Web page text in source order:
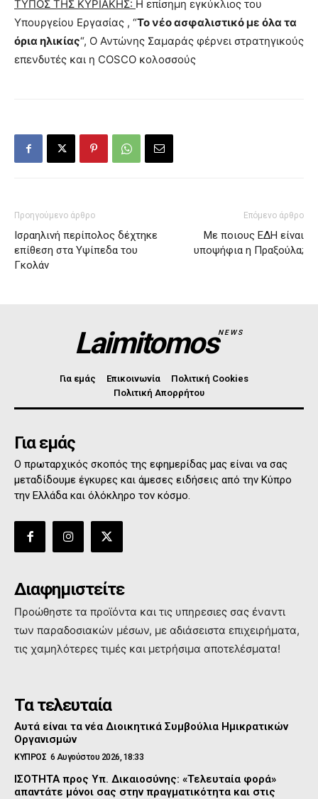
ΤΥΠΟΣ ΤΗΣ ΚΥΡΙΑΚΗΣ: Η επίσημη εγκύκλιος του
Υπουργείου Εργασίας , “Το νέο ασφαλιστικό με όλα τα
όρια ηλικίας“, Ο Αντώνης Σαμαράς φέρνει στρατηγικούς
επενδυτές και η COSCO κολοσσούς
Προηγούμενο άρθρο
Ισραηλινή περίπολος δέχτηκε
επίθεση στα Υψίπεδα του
Γκολάν
Επόμενο άρθρο
Με ποιους ΕΔΗ είναι
υποψήφια η Πραξούλα;
LaimitomosNEWS
Για εμάς Επικοινωνία
Πολιτική Cookies
Πολιτική Απορρήτου
Για εμάς
Ο πρωταρχικός σκοπός της εφημερίδας μας είναι να σας
μεταδίδουμε έγκυρες και άμεσες ειδήσεις από την Κύπρο
την Ελλάδα και όλόκληρο τον κόσμο.
Διαφημιστείτε
Προώθηστε τα προϊόντα και τις υπηρεσιες σας έναντι
των παραδοσιακών μέσων, με αδιάσειστα επιχειρήματα,
τις χαμηλότερες τιμές και μετρήσιμα αποτελέσματα!
Τα τελευταία
Αυτά είναι τα νέα Διοικητικά Συμβούλια Ημικρατικών
Οργανισμών
ΚΥΠΡΟΣ 6 Αυγούστου 2026, 18:33
ΙΣΟΤΗΤΑ προς Υπ. Δικαιοσύνης: «Τελευταία φορά»
απαντάτε μόνοι σας στην πραγματικότητα και στις